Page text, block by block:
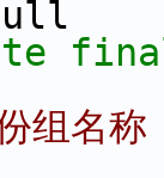
组名称